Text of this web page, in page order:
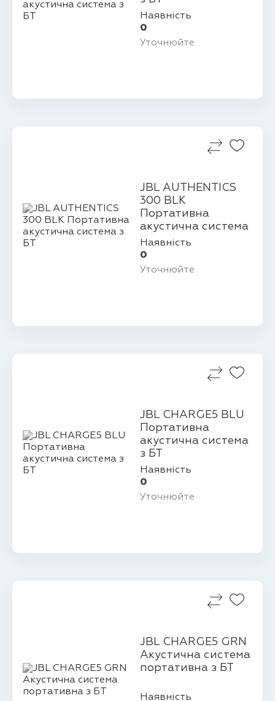
Наявність
0
Уточнюйте
JBL AUTHENTICS
300 BLK
Портативна
акустична система
з БТ
Наявність
0
Уточнюйте
JBL CHARGE5 BLU
Портативна
акустична система
з БТ
Наявність
0
Уточнюйте
JBL CHARGE5 GRN
Акустична система
портативна з БТ
Наявність